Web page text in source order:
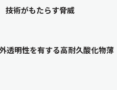
技術がもたらす脅威
透明性を有する高耐久酸化物薄